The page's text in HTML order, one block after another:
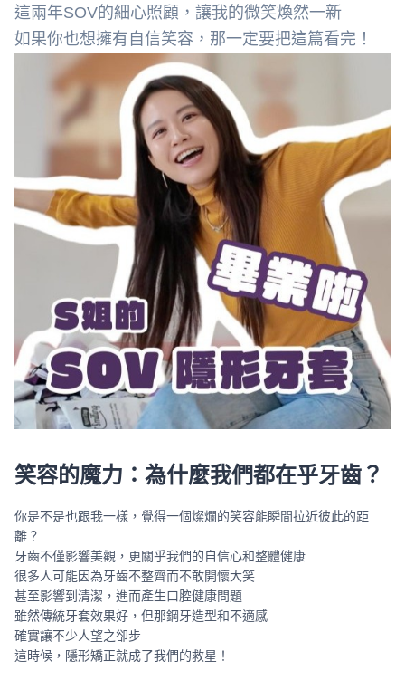
這兩年SOV的細心照顧，讓我的微笑煥然一新
如果你也想擁有自信笑容，那一定要把這篇看完！
笑容的魔力：為什麼我們都在乎牙齒？
你是不是也跟我一樣，覺得一個燦爛的笑容能瞬間拉近彼此的距
離？
牙齒不僅影響美觀，更關乎我們的自信心和整體健康
很多人可能因為牙齒不整齊而不敢開懷大笑
甚至影響到清潔，進而產生口腔健康問題
雖然傳統牙套效果好，但那鋼牙造型和不適感
確實讓不少人望之卻步
這時候，隱形矯正就成了我們的救星！